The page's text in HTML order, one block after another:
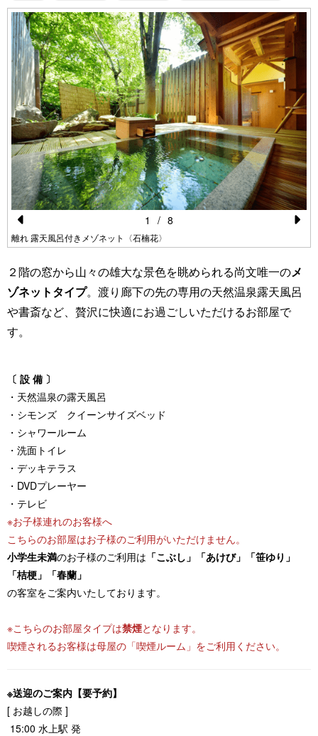
Pr
vi
o
u
s
離れ 露天風呂付きメゾネット〈石楠花〉
xt
1 / 8
２階の窓から山々の雄大な景色を眺められる尚文唯一のメ
ゾネットタイプ。渡り廊下の先の専用の天然温泉露天風呂
や書斎など、贅沢に快適にお過ごしいただけるお部屋で
す。
〔 設 備 〕
・天然温泉の露天風呂
・シモンズ クイーンサイズベッド
・シャワールーム
・洗面トイレ
・デッキテラス
・DVDプレーヤー
・テレビ
※お子様連れのお客様へ
こちらのお部屋はお子様のご利用がいただけません。
小学生未満のお子様のご利用は 「こぶし」「あけび」「笹ゆり」
「桔梗」「春蘭」
の客室をご案内いたしております。
※こちらのお部屋タイプは禁煙となります。
喫煙されるお客様は母屋の「喫煙ルーム」をご利用ください。
※送迎のご案内【要予約】
[ お越しの際 ]
15:00 水上駅 発